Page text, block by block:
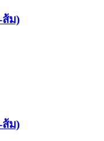
ส้ม)
ส้ม)